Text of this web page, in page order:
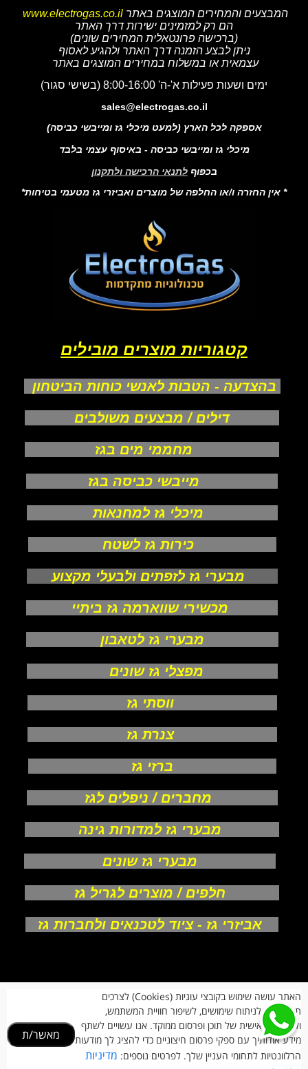
המבצעים והמחירים המוצגים באתר www.electrogas.co.il
הם רק למזמינים ישירות דרך האתר
(ברכישה פרונטאלית המחירים שונים)
ניתן לבצע הזמנה דרך האתר ולהגיע לאסוף
עצמאית או במשלוח במחירים המוצגים באתר
ימים ושעות פעילות א'-ה' 8:00-16:00 (בשישי סגור)
sales@electrogas.co.il
אספקה לכל הארץ (למעט מיכלי גז ומייבשי כביסה)
מיכלי גז ומייבשי כביסה - באיסוף עצמי בלבד
בכפוף לתנאי הרכישה ולתקנון
* אין החזרה ו/או החלפה של מוצרים ואביזרי גז מטעמי בטיחות*
קטגוריות מוצרים מובילים
בהצדעה - הטבות לאנשי כוחות הביטחון
דילים / מבצעים משולבים
מחממי מים בגז
מייבשי כביסה בגז
מיכלי גז למחנאות
כירות גז לשטח
מבערי גז לזפתים ולבעלי מקצוע
מכשירי שווארמה גז ביתיי
מבערי גז לטאבון
מפצלי גז שונים
ווסתי גז
צנרת גז
ברזי גז
מחברים / ניפלים לגז
מבערי גז למדורות גינה
מבערי גז שונים
חלפים / מוצרים לגריל גז
אביזרי גז - ציוד לטכנאים ולחברות גז
צור קשר
תקנון חנות
מעקב הזמנות
החזרות וביטולים
הרשמת לקוחות
הצהרת נגישות
האתר עושה שימוש בקובצי עוגיות (Cookies) לצרכים
תפעוליים, לניתוח שימושים, לשיפור חוויית המשתמש,
ולהתאמה אישית של תוכן ופרסום ממוקד. אנו עשויים לשתף
מידע אודותיך עם ספקי פרסום חיצוניים כדי להציג לך מודעות
הרלוונטיות לתחומי העניין שלך. לפרטים נוספים: מדיניות
מאשר/ת